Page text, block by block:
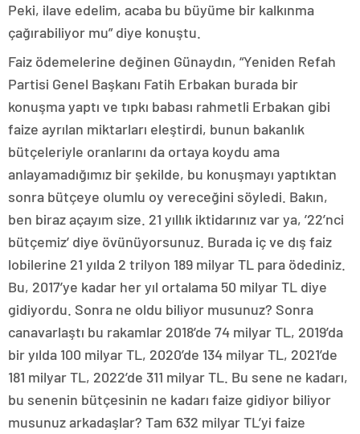
Peki, ilave edelim, acaba bu büyüme bir kalkınma
çağırabiliyor mu” diye konuştu.
Faiz ödemelerine değinen Günaydın, “Yeniden Refah
Partisi Genel Başkanı Fatih Erbakan burada bir
konuşma yaptı ve tıpkı babası rahmetli Erbakan gibi
faize ayrılan miktarları eleştirdi, bunun bakanlık
bütçeleriyle oranlarını da ortaya koydu ama
anlayamadığımız bir şekilde, bu konuşmayı yaptıktan
sonra bütçeye olumlu oy vereceğini söyledi. Bakın,
ben biraz açayım size. 21 yıllık iktidarınız var ya, ’22’nci
bütçemiz’ diye övünüyorsunuz. Burada iç ve dış faiz
lobilerine 21 yılda 2 trilyon 189 milyar TL para ödediniz.
Bu, 2017’ye kadar her yıl ortalama 50 milyar TL diye
gidiyordu. Sonra ne oldu biliyor musunuz? Sonra
canavarlaştı bu rakamlar 2018’de 74 milyar TL, 2019’da
bir yılda 100 milyar TL, 2020’de 134 milyar TL, 2021’de
181 milyar TL, 2022’de 311 milyar TL. Bu sene ne kadarı,
bu senenin bütçesinin ne kadarı faize gidiyor biliyor
musunuz arkadaşlar? Tam 632 milyar TL’yi faize